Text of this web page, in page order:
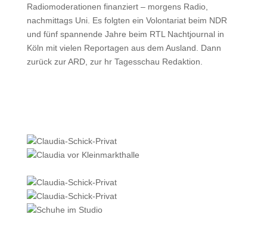
Radiomoderationen finanziert – morgens Radio,
nachmittags Uni. Es folgten ein Volontariat beim NDR
und fünf spannende Jahre beim RTL Nachtjournal in
Köln mit vielen Reportagen aus dem Ausland. Dann
zurück zur ARD, zur hr Tagesschau Redaktion.